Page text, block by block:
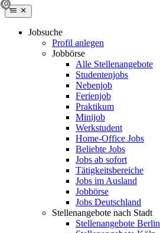
Jobsuche
Profil anlegen
Jobbörse
Alle Stellenangebote
Studentenjobs
Nebenjob
Ferienjob
Praktikum
Minijob
Werkstudent
Home-Office Jobs
Beliebte Jobs
Jobs ab sofort
Tätigkeitsbereiche
Jobs im Ausland
Jobbörse
Jobs Deutschland
Stellenangebote nach Stadt
Stellenangebote Berlin